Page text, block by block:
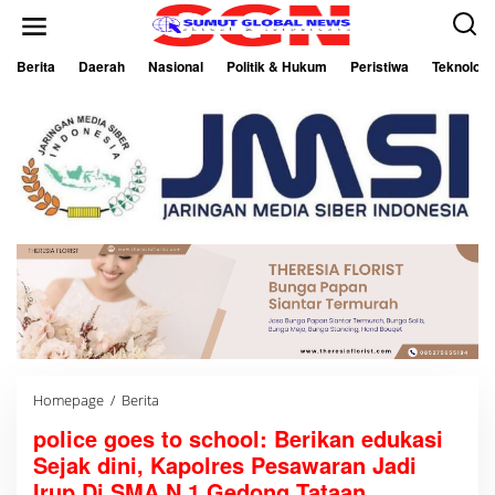
Berita Daerah Nasional Politik & Hukum Peristiwa Teknologi
Homepage / Berita
l
c
police goes to school: Berikan edukasi
Sejak dini, Kapolres Pesawaran Jadi